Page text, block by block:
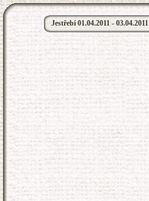
Jestřebí 01.04.2011 - 03.04.2011